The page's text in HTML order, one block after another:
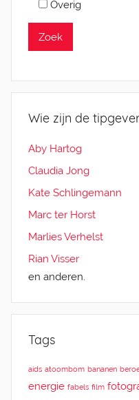
Overig
Wie zijn de
Aby Hartog
Claudia Jong
Kate Schlingemann
Marc ter Horst
Marlies Verhelst
Rian Visser
en anderen.
Tags
aids atoombom bananen
energie fabels film